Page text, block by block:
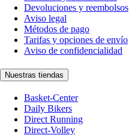
Devoluciones y reembolsos
Aviso legal
Métodos de pago
Tarifas y opciones de envío
Aviso de confidencialidad
Nuestras tiendas
Basket-Center
Daily Bikers
Direct Running
Direct-Volley